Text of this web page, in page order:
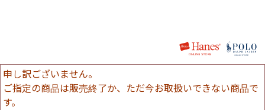
申し訳ございません。
ご指定の商品は販売終了か、ただ今お取扱いできない商品で
す。